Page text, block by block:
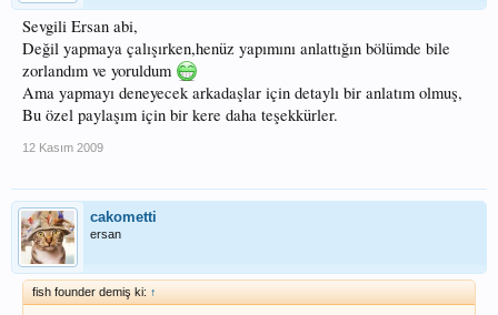
Sevgili Ersan abi,
Değil yapmaya çalışırken,henüz yapımını anlattığın bölümde bile
zorlandım ve yoruldum
Ama yapmayı deneyecek arkadaşlar için detaylı bir anlatım olmuş,
Bu özel paylaşım için bir kere daha teşekkürler.
12 Kasım 2009
cakometti
ersan
fish founder demiş ki: ↑